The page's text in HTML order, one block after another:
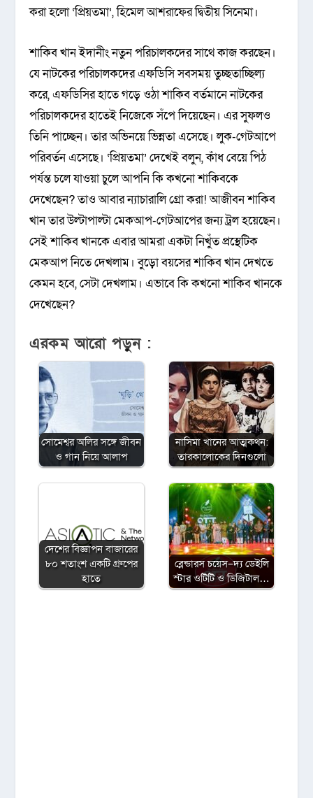
করা হলো ‘প্রিয়তমা’, হিমেল আশরাফের দ্বিতীয় সিনেমা।
শাকিব খান ইদানীং নতুন পরিচালকদের সাথে কাজ করছেন।
যে নাটকের পরিচালকদের এফডিসি সবসময় তুচ্ছতাচ্ছিল্য
করে, এফডিসির হাতে গড়ে ওঠা শাকিব বর্তমানে নাটকের
পরিচালকদের হাতেই নিজেকে সঁপে দিয়েছেন। এর সুফলও
তিনি পাচ্ছেন। তার অভিনয়ে ভিন্নতা এসেছে। লুক-গেটআপে
পরিবর্তন এসেছে। ‘প্রিয়তমা’ দেখেই বলুন, কাঁধ বেয়ে পিঠ
পর্যন্ত চলে যাওয়া চুলে আপনি কি কখনো শাকিবকে
দেখেছেন? তাও আবার ন্যাচারালি গ্রো করা! আজীবন শাকিব
খান তার উল্টাপাল্টা মেকআপ-গেটআপের জন্য ট্রল হয়েছেন।
সেই শাকিব খানকে এবার আমরা একটা নিখুঁত প্রস্থেটিক
মেকআপ নিতে দেখলাম। বুড়ো বয়সের শাকিব খান দেখতে
কেমন হবে, সেটা দেখলাম। এভাবে কি কখনো শাকিব খানকে
দেখেছেন?
এরকম আরো পড়ুন :
সোমেশ্বর অলির সঙ্গে জীবন
ও গান নিয়ে আলাপ
নাসিমা খানের আত্মকথন:
তারকালোকের দিনগুলো
দেশের বিজ্ঞাপন বাজারের
৮০ শতাংশ একটি গ্রুপের
হাতে
ব্লেন্ডারস চয়েস–দ্য ডেইলি
স্টার ওটিটি ও ডিজিটাল…